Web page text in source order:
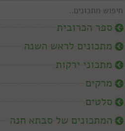
ספר הכרובית
מתכונים לראש השנה
מתכוני ירקות
מרקים
סלטים
המתכונים של סבתא חנה